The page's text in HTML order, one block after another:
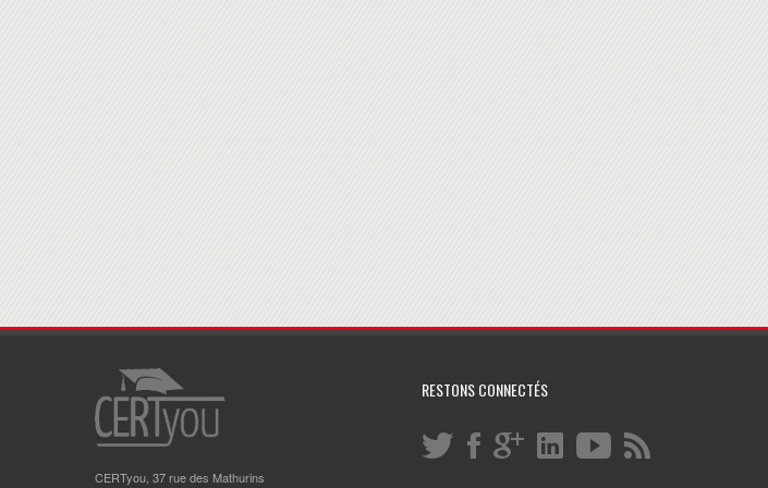
CERTyou, 37 rue des Mathurins
RESTONS CONNECTÉS